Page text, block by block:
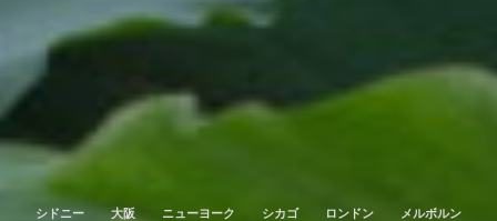
シドニー 大阪 ニューヨーク シカゴ ロンドン メルボルン